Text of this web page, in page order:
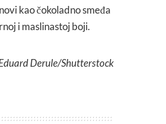
kao čokoladno smeđa
i maslinastoj boji.
Derule/Shutterstock